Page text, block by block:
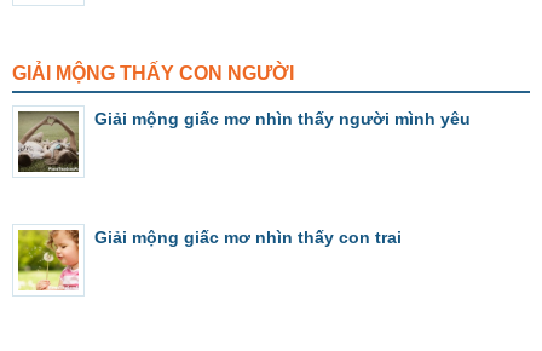
GIẢI MỘNG THẤY CON NGƯỜI
Giải mộng giấc mơ nhìn thấy người mình yêu
Giải mộng giấc mơ nhìn thấy con trai